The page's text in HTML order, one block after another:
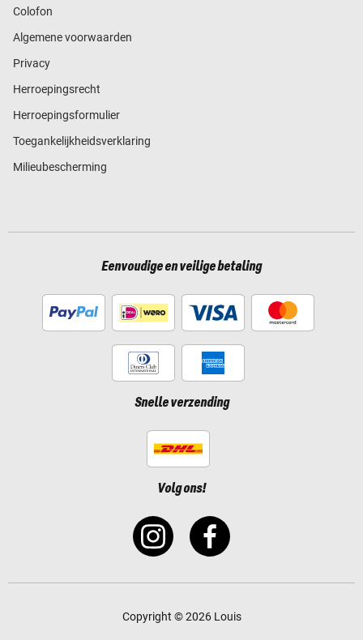
Colofon
Algemene voorwaarden
Privacy
Herroepingsrecht
Herroepingsformulier
Toegankelijkheidsverklaring
Milieubescherming
Eenvoudige en veilige betaling
Snelle verzending
Volg ons!
Copyright © 2026 Louis